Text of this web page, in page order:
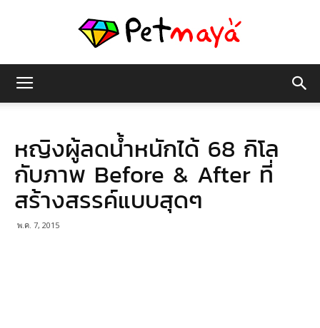
มายา
หญิงผู้ลดน้ำหนักได้ 68 กิโล
กับภาพ Before & After ที่
สร้างสรรค์แบบสุดๆ
พ.ค. 7, 2015